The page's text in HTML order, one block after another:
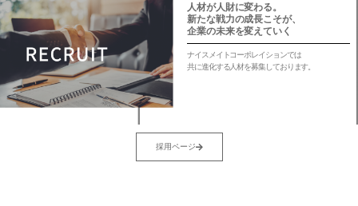
人材が人財に変わる。
新たな戦力の成長こそが、
企業の未来を変えていく
ナイスメイトコーポレイションでは
共に進化する人材を募集しております。
採用ページ